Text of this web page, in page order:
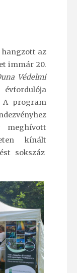
az
immár 20.
Védelmi
A program
meghívott
kínált
sokszáz